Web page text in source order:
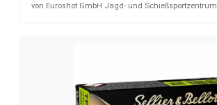
von Euroshot GmbH Jagd- und Schießsportzentrum